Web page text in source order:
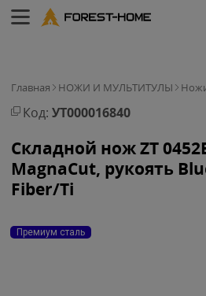
Главная НОЖИ И МУЛЬТИТУЛЫ
Код: УТ000016840
Складной нож ZT
MagnaCut, рукоять
Fiber/Ti
Премиум сталь